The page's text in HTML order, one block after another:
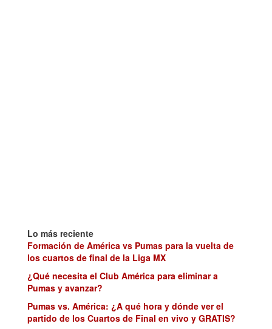
Lo más reciente
Formación de América vs Pumas para la vuelta de
los cuartos de final de la Liga MX
¿Qué necesita el Club América para eliminar a
Pumas y avanzar?
Pumas vs. América: ¿A qué hora y dónde ver el
partido de los Cuartos de Final en vivo y GRATIS?